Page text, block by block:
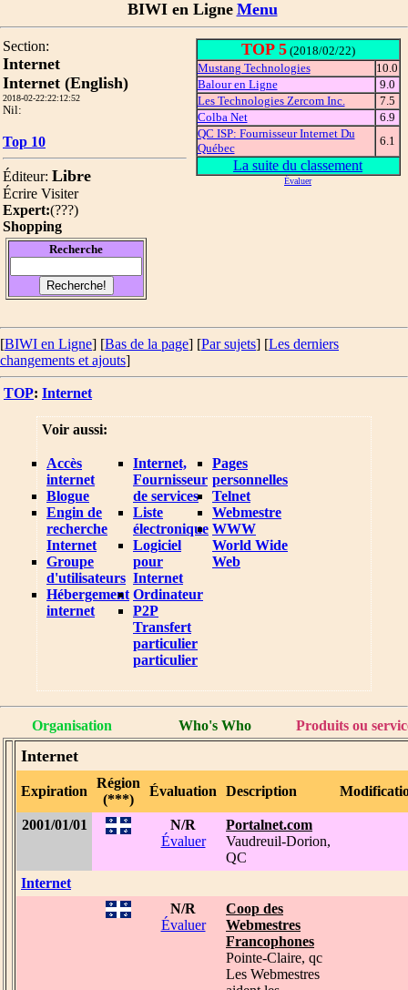
BIWI en Ligne Menu
Section:
Internet
Internet (English)
2018-02-22:22:12:52
Nil:
Top 10
Éditeur: Libre
Écrire Visiter
Expert:(???)
Shopping
Recherche
TOP 5(2018/02/22)
Mustang Technologies
10.0
Balour en Ligne
9.0
Les Technologies Zercom Inc.
7.5
Colba Net
6.9
QC ISP: Fournisseur Internet Du
Québec
6.1
La suite du classement
Évaluer
[BIWI en Ligne] [Bas de la page] [Par sujets] [Les derniers
changements et ajouts]
TOP: Internet
Voir aussi:
Accès
internet
Blogue
Engin de
recherche
Internet
Groupe
d'utilisateurs
Hébergement
internet
Internet,
Fournisseur
de services
Liste
électronique
Logiciel
pour
Internet
Ordinateur
P2P
Transfert
particulier
particulier
Pages
personnelles
Telnet
Webmestre
WWW
World Wide
Web
Organisation Who's Who Produits ou
Internet
Expiration
Région
(***)
Évaluation Description
2001/01/01
N/R
Évaluer
Portalnet.com
Vaudreuil-Dorion,
QC
Internet
N/R
Évaluer
Coop des
Webmestres
Francophones
Pointe-Claire, qc
Les Webmestres